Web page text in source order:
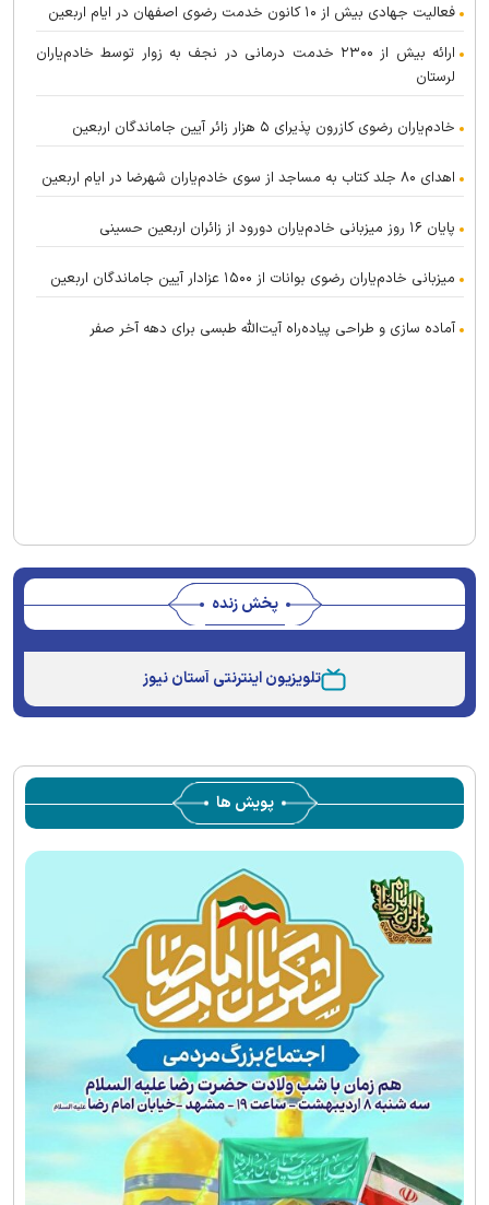
فعالیت جهادی بیش از ۱۰ کانون خدمت رضوی اصفهان در ایام اربعین
ارائه بیش از ۲۳۰۰ خدمت درمانی در نجف به زوار توسط خادم‌یاران
لرستان
خادم‌یاران رضوی کازرون پذیرای ۵ هزار زائر آیین جاماندگان اربعین
اهدای ۸۰ جلد کتاب به مساجد از سوی خادم‌یاران شهرضا در ایام اربعین
پایان ۱۶ روز میزبانی خادم‌یاران دورود از زائران اربعین حسینی
میزبانی خادم‌یاران رضوی بوانات از ۱۵۰۰ عزادار آیین جاماندگان اربعین
آماده سازی و طراحی پیاده‌راه آیت‌الله طبسی برای دهه آخر صفر
پخش زنده
window.
The media could not be loaded, either because the
server or network failed or because the format is not
تلویزیون اینترنتی آستان نیوز
پویش ها